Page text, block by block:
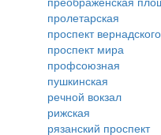
пролетарская
проспект вернадского
проспект мира
профсоюзная
пушкинская
речной вокзал
рижская
рязанский проспект